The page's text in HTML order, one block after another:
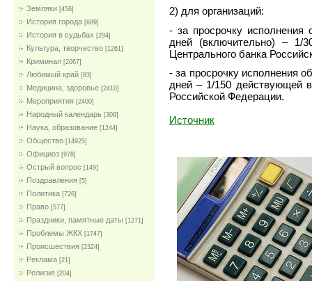
Земляки [456]
История города [689]
История в судьбах [294]
Культура, творчество [1261]
Криминал [2067]
Любимый край [83]
Медицина, здоровье [2410]
Мероприятия [2400]
Народный календарь [309]
Наука, образование [1244]
Общество [14925]
Официоз [978]
Острый вопрос [149]
Поздравления [5]
Политика [726]
Право [577]
Праздники, памятные даты [1271]
Проблемы ЖКХ [1747]
Проиcшествия [2324]
Реклама [21]
Религия [204]
2) для организаций:
- за просрочку исполнения
дней (включительно) – 1/
Центрального банка
- за просрочку исполнения
дней – 1/150 действующей
Российской Федерации.
Источник